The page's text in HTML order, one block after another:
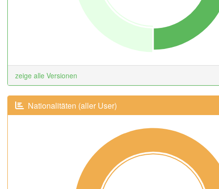
zeige alle Versionen
Nationalitäten (aller User)